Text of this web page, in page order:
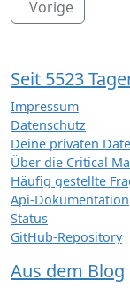
Vorige
Seit 5523
Impressum
Datenschutz
Deine privaten
Über die Critical
Häufig gestellte
Api-Dokumentation
Status
GitHub-Repository
Aus dem Blog